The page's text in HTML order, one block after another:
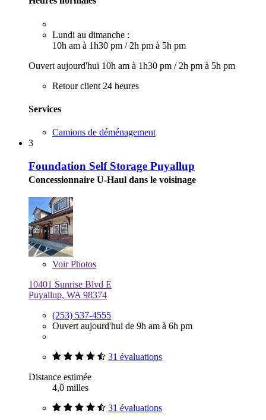
Lundi au dimanche :
10h am à 1h30 pm / 2h pm à 5h pm
Ouvert aujourd'hui 10h am à 1h30 pm / 2h pm à 5h pm
Retour client 24 heures
Services
Camions de déménagement
3
Foundation Self Storage Puyallup
Concessionnaire U-Haul dans le voisinage
VoirPhotos
10401 Sunrise Blvd E
Puyallup, WA 98374
(253) 537-4555
Ouvert aujourd'hui de 9h am à 6h pm
31 évaluations
Distance estimée
4,0 milles
31 évaluations